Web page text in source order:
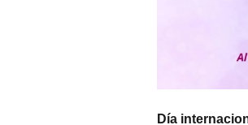
Día